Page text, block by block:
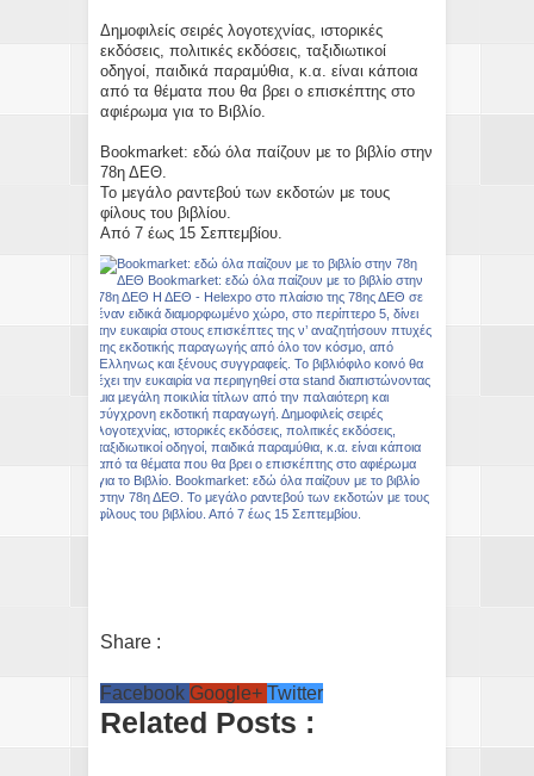
Δημοφιλείς σειρές λογοτεχνίας, ιστορικές
εκδόσεις, πολιτικές εκδόσεις, ταξιδιωτικοί
οδηγοί, παιδικά παραμύθια, κ.α. είναι κάποια
από τα θέματα που θα βρει ο επισκέπτης στο
αφιέρωμα για το Βιβλίο.
Bookmarket: εδώ όλα παίζουν με το βιβλίο στην
78η ΔΕΘ.
Το μεγάλο ραντεβού των εκδοτών με τους
φίλους του βιβλίου.
Από 7 έως 15 Σεπτεμβίου.
Share :
Facebook Google+ Twitter
Related Posts :